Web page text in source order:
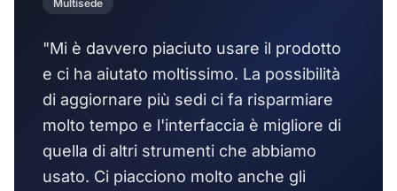
Multisede
"Mi è davvero piaciuto usare il prodotto
e ci ha aiutato moltissimo. La possibilità
di aggiornare più sedi ci fa risparmiare
molto tempo e l'interfaccia è migliore di
quella di altri strumenti che abbiamo
usato. Ci piacciono molto anche gli